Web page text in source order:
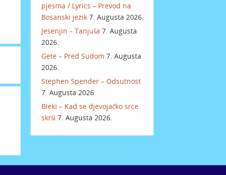
pjesma / Lyrics – Prevod na
Bosanski jezik 7. Augusta 2026.
Jesenjin – Tanjuša 7. Augusta
2026.
Gete – Pred Sudom 7. Augusta
2026.
Stephen Spender – Odsutnost
7. Augusta 2026.
Bleki – Kad se djevojačko srce
skrši 7. Augusta 2026.